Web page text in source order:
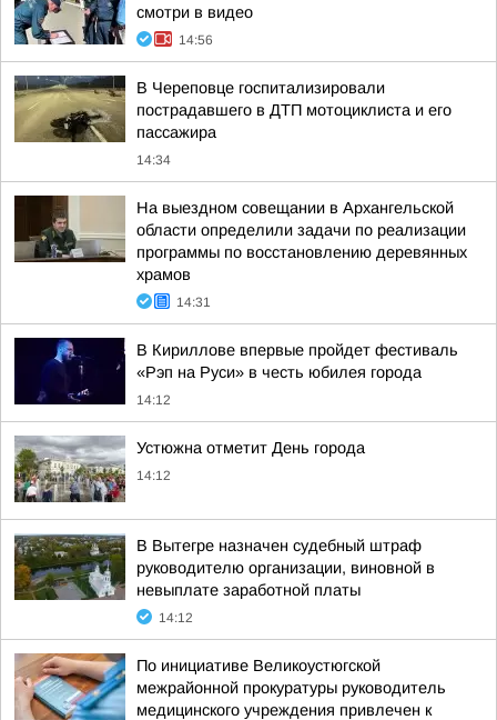
смотри в видео
14:56
В Череповце госпитализировали
пострадавшего в ДТП мотоциклиста и его
пассажира
14:34
На выездном совещании в Архангельской
области определили задачи по реализации
программы по восстановлению деревянных
храмов
14:31
В Кириллове впервые пройдет фестиваль
«Рэп на Руси» в честь юбилея города
14:12
Устюжна отметит День города
14:12
В Вытегре назначен судебный штраф
руководителю организации, виновной в
невыплате заработной платы
14:12
По инициативе Великоустюгской
межрайонной прокуратуры руководитель
медицинского учреждения привлечен к